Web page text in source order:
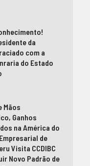
da
com a
do Estado
Mãos
Ganhos
na América do
de
Visita CCDIBC
Novo Padrão de